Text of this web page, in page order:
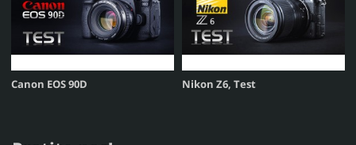
Fuji X-T4, Test Fuji X-Pro3, Test